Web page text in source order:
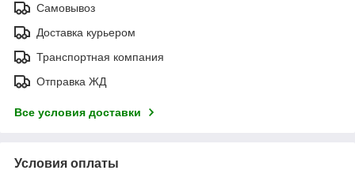
Самовывоз
Доставка курьером
Транспортная компания
Отправка ЖД
Все условия доставки
Условия оплаты